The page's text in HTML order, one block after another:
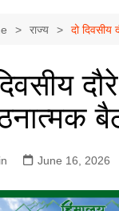
राज्य दो दिवसीय
June 16, 2026